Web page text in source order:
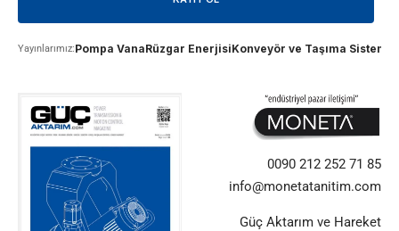
Yayınlarımız:Pompa VanaRüzgar EnerjisiKonveyör ve Taşıma
0090 212 252 71 85
info@monetatanitim.com
Güç Aktarım ve Hareket